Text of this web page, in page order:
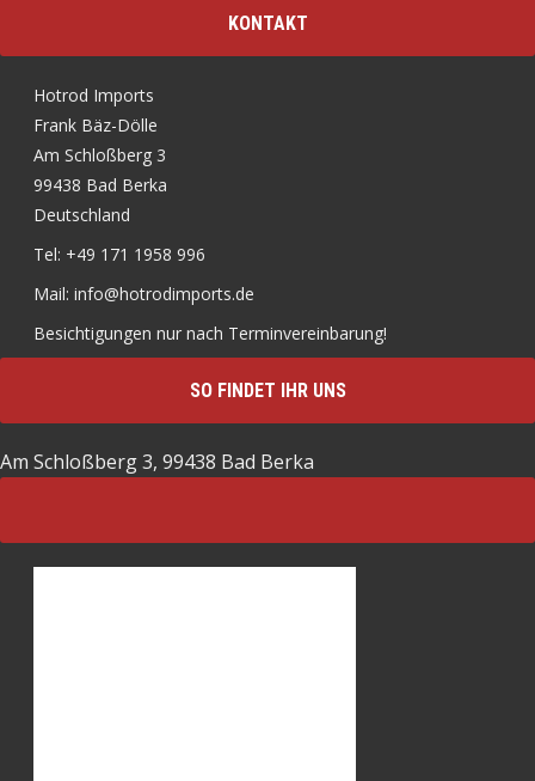
KONTAKT
Hotrod Imports
Frank Bäz-Dölle
Am Schloßberg 3
99438 Bad Berka
Deutschland
Tel: +49 171 1958 996
Mail: info@hotrodimports.de
Besichtigungen nur nach Terminvereinbarung!
SO FINDET IHR UNS
Am Schloßberg 3, 99438 Bad Berka